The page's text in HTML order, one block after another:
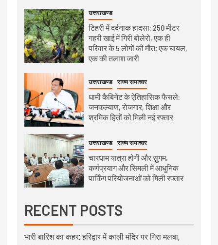
उत्तराखण्ड
टिहरी में दर्दनाक हादसा: 250 मीटर
गहरी खाई में गिरी बोलेरो, एक ही
परिवार के 5 लोगों की मौत; एक घायल,
एक की तलाश जारी
उत्तराखण्ड राज्य समाचार
धामी कैबिनेट के ऐतिहासिक फैसले:
जनकल्याण, रोजगार, शिक्षा और
श्रमिक हितों को मिली नई रफ्तार
उत्तराखण्ड राज्य समाचार
चारधाम यात्रा होगी और सुगम,
कर्णप्रयाग और सिमली में आधुनिक
पार्किंग परियोजनाओं को मिली रफ्तार
RECENT POSTS
भारी बारिश का कहर: हरिद्वार में काली मंदिर पर गिरा मलबा,